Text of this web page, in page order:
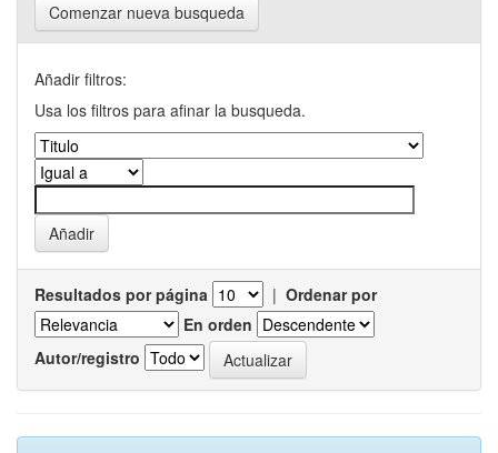
Comenzar nueva busqueda
Añadir filtros:
Usa los filtros para afinar la busqueda.
Resultados por página | Ordenar por
En orden
Autor/registro